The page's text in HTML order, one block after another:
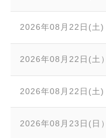
2026年08月22日(土)
2026年08月22日(土）
2026年08月22日(土)
2026年08月23日(日）